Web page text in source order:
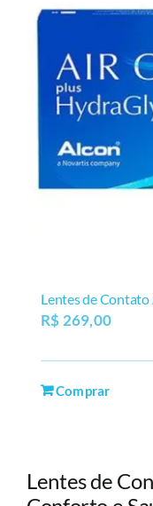
Lentes de
R$269,00
Comprar
Lentes de